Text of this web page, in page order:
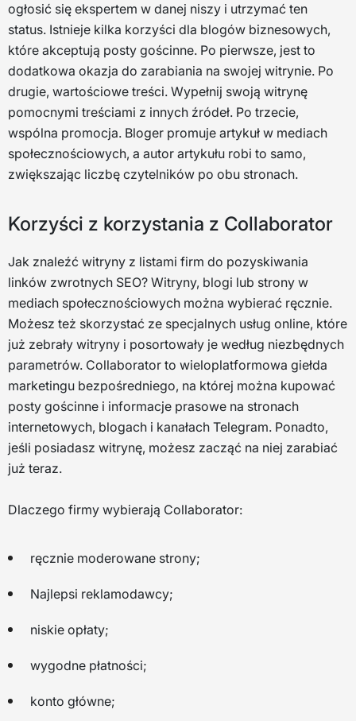
ogłosić się ekspertem w danej niszy i utrzymać ten
status. Istnieje kilka korzyści dla blogów biznesowych,
które akceptują posty gościnne. Po pierwsze, jest to
dodatkowa okazja do zarabiania na swojej witrynie. Po
drugie, wartościowe treści. Wypełnij swoją witrynę
pomocnymi treściami z innych źródeł. Po trzecie,
wspólna promocja. Bloger promuje artykuł w mediach
społecznościowych, a autor artykułu robi to samo,
zwiększając liczbę czytelników po obu stronach.
Korzyści z korzystania z Collaborator
Jak znaleźć witryny z listami firm do pozyskiwania
linków zwrotnych SEO? Witryny, blogi lub strony w
mediach społecznościowych można wybierać ręcznie.
Możesz też skorzystać ze specjalnych usług online, które
już zebrały witryny i posortowały je według niezbędnych
parametrów. Collaborator to wieloplatformowa giełda
marketingu bezpośredniego, na której można kupować
posty gościnne i informacje prasowe na stronach
internetowych, blogach i kanałach Telegram. Ponadto,
jeśli posiadasz witrynę, możesz zacząć na niej zarabiać
już teraz.
Dlaczego firmy wybierają Collaborator:
ręcznie moderowane strony;
Najlepsi reklamodawcy;
niskie opłaty;
wygodne płatności;
konto główne;